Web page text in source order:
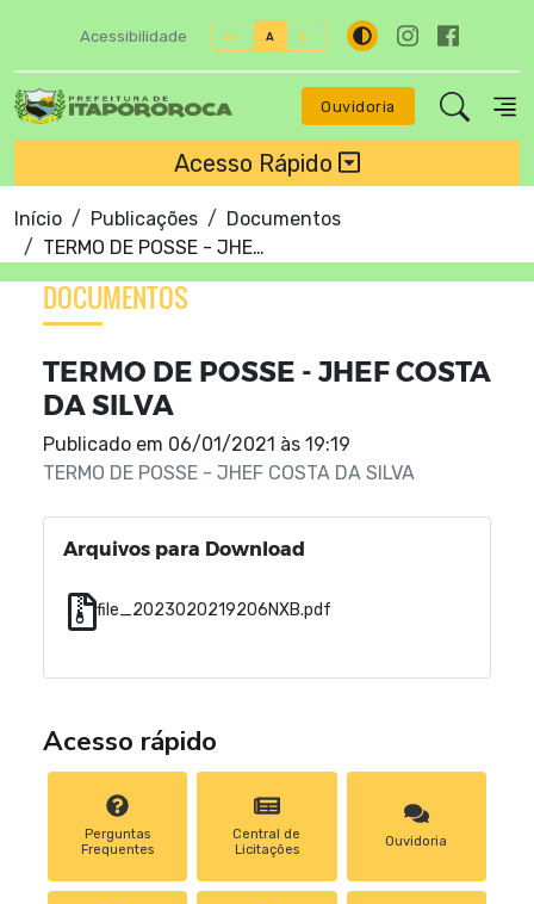
Acessibilidade A+ A A-
Ouvidoria
Acesso Rápido
Início Publicações
Documentos
TERMO DE POSSE - JHEF COSTA DA SILVA
DOCUMENTOS
TERMO DE POSSE - JHEF COSTA
DA SILVA
Publicado em 06/01/2021 às 19:19
TERMO DE POSSE - JHEF COSTA DA SILVA
Arquivos para Download
file_2023020219206NXB.pdf
Acesso rápido
Perguntas
Frequentes
Central de
Licitações
Ouvidoria